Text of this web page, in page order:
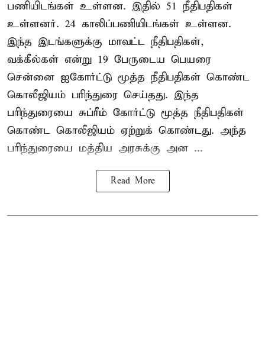
பணியிடங்கள் உள்ளன. இதில் 51 நீதிபதிகள்
உள்ளனர். 24 காலிப்பணியிடங்கள் உள்ளன.
இந்த இடங்களுக்கு மாவட்ட நீதிபதிகள்,
வக்கீல்கள் என்று 19 பேருடைய பெயரை
சென்னை ஐகோர்ட்டு மூத்த நீதிபதிகள் கொண்ட
கொலீஜியம் பரிந்துரை செய்தது. இந்த
பரிந்துரையை சுப்ரீம் கோர்ட்டு மூத்த நீதிபதிகள்
கொண்ட கொலீஜியம் ஏற்றுக் கொண்டது. அந்த
பரிந்துரையை மத்திய அரசுக்கு அன ...
Read More